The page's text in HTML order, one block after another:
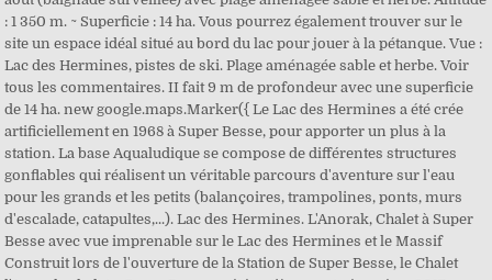
: 1 350 m. ~ Superficie : 14 ha. Vous pourrez également trouver sur le
site un espace idéal situé au bord du lac pour jouer à la pétanque. Vue :
Lac des Hermines, pistes de ski. Plage aménagée sable et herbe. Voir
tous les commentaires. II fait 9 m de profondeur avec une superficie
de 14 ha. new google.maps.Marker({ Le Lac des Hermines a été crée
artificiellement en 1968 à Super Besse, pour apporter un plus à la
station. La base Aqualudique se compose de différentes structures
gonflables qui réalisent un véritable parcours d'aventure sur l'eau
pour les grands et les petits (balançoires, trampolines, ponts, murs
d'escalade, catapultes,...). Lac des Hermines. L'Anorak, Chalet à Super
Besse avec vue imprenable sur le Lac des Hermines et le Massif
Construit lors de l'ouverture de la Station de Super Besse, le Chalet